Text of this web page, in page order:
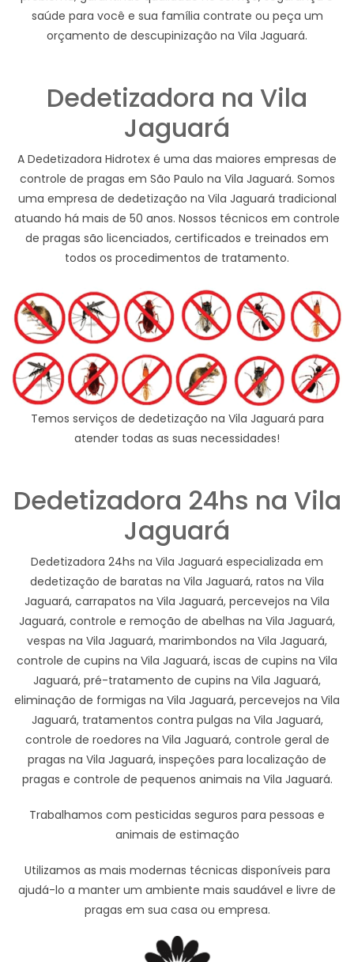
saúde para você e sua família contrate ou peça um
orçamento de descupinização na Vila Jaguará.
Dedetizadora na Vila
Jaguará
A Dedetizadora Hidrotex é uma das maiores empresas de
controle de pragas em São Paulo na Vila Jaguará. Somos
uma empresa de dedetização na Vila Jaguará tradicional
atuando há mais de 50 anos. Nossos técnicos em controle
de pragas são licenciados, certificados e treinados em
todos os procedimentos de tratamento.
Temos serviços de dedetização na Vila Jaguará para
atender todas as suas necessidades!
Dedetizadora 24hs na Vila
Jaguará
Dedetizadora 24hs na Vila Jaguará especializada em
dedetização de baratas na Vila Jaguará, ratos na Vila
Jaguará, carrapatos na Vila Jaguará, percevejos na Vila
Jaguará, controle e remoção de abelhas na Vila Jaguará,
vespas na Vila Jaguará, marimbondos na Vila Jaguará,
controle de cupins na Vila Jaguará, iscas de cupins na Vila
Jaguará, pré-tratamento de cupins na Vila Jaguará,
eliminação de formigas na Vila Jaguará, percevejos na Vila
Jaguará, tratamentos contra pulgas na Vila Jaguará,
controle de roedores na Vila Jaguará, controle geral de
pragas na Vila Jaguará, inspeções para localização de
pragas e controle de pequenos animais na Vila Jaguará.
Trabalhamos com pesticidas seguros para pessoas e
animais de estimação
Utilizamos as mais modernas técnicas disponíveis para
ajudá-lo a manter um ambiente mais saudável e livre de
pragas em sua casa ou empresa.